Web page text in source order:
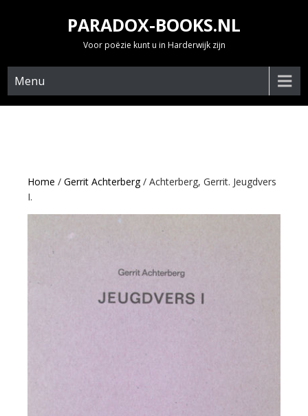
PARADOX-BOOKS.NL
Voor poëzie kunt u in Harderwijk zijn
Menu
Home / Gerrit Achterberg/ Achterberg, Gerrit. Jeugdvers
I.